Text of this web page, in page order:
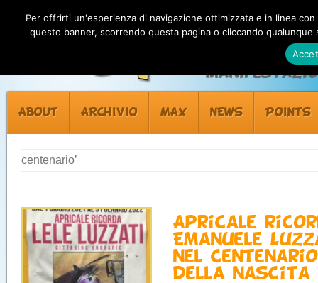
ABOUT ARCHIVIO MAX NEWS POINTS
centenario’
Apricale
Emanuele
nel centenario
della nascita
Per offrirti un'esperienza di navigazione ottimizzata e in linea
questo banner, scorrendo questa pagina o cliccando